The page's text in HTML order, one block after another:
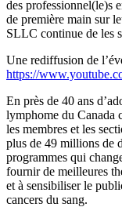
des professionnel(le)s
de première main sur
SLLC continue de les
Une rediffusion de
https://
En près de 40 ans
lymphome du Canada
les membres et les
plus de 49 millions de
programmes qui
fournir de meilleures
et à sensibiliser le
cancers du sang.